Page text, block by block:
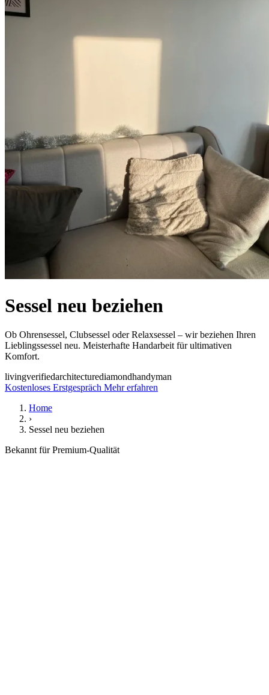
Sessel neu beziehen
Ob Ohrensessel, Clubsessel oder Relaxsessel – wir beziehen Ihren
Lieblingssessel neu. Meisterhafte Handarbeit für ultimativen
Komfort.
livingverifiedarchitecturediamondhandyman
Kostenloses Erstgespräch Mehr erfahren
Home
›
Sessel neu beziehen
Bekannt für Premium-Qualität